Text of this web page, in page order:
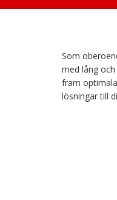
Som
med lång
fram
lösningar till